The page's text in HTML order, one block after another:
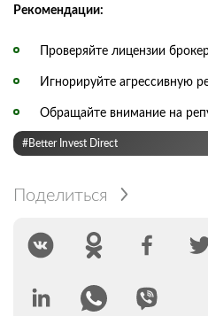
Рекомендации:
Проверяйте лицензии
Игнорируйте агрессивную
Обращайте внимание на
#Better Invest Direct
Поделиться